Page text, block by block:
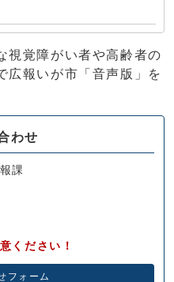
視覚障がい者や高齢者の
広報いが市「音声版」を
わせ
課
ください！
フォーム